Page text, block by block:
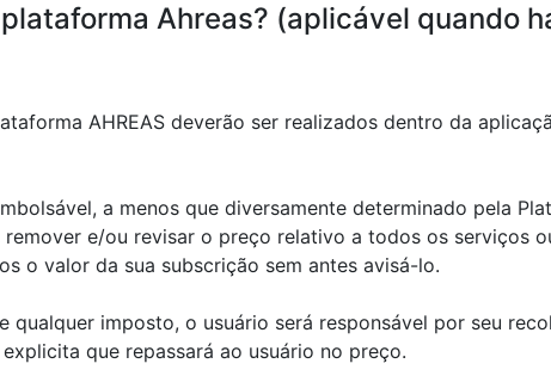
Ahreas? (aplicável quando
AHREAS deverão ser realizados dentro da
a menos que diversamente determinado pela
e/ou revisar o preço relativo a todos os serviços
o valor da sua subscrição sem antes avisá-lo.
qualquer imposto, o usuário será responsável por seu
que repassará ao usuário no preço.